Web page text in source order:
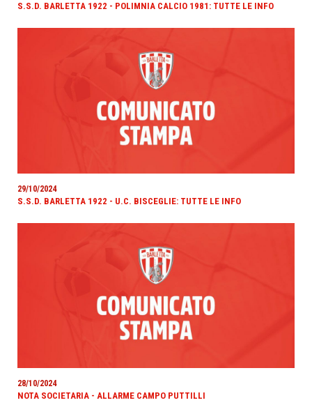
S.S.D. BARLETTA 1922 - POLIMNIA CALCIO 1981: TUTTE LE INFO
29/10/2024
S.S.D. BARLETTA 1922 - U.C. BISCEGLIE: TUTTE LE INFO
28/10/2024
NOTA SOCIETARIA - ALLARME CAMPO PUTTILLI